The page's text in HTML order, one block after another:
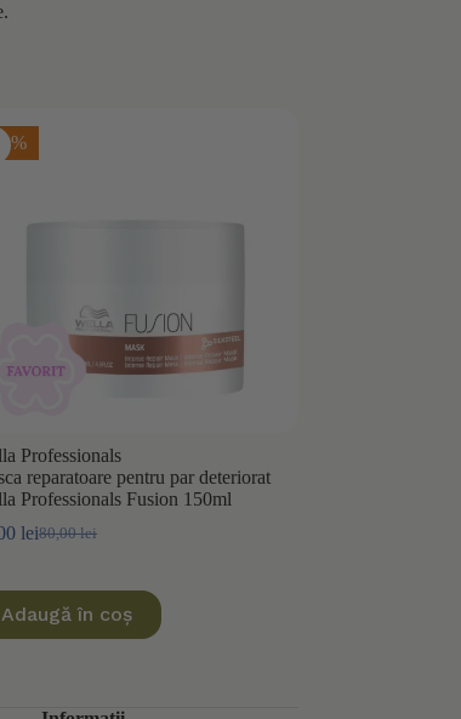
Professionals
reparatoare pentru par deteriorat
Professionals Fusion 150ml
80,00lei
Prețul
a
fost:
80,00 lei.
leiPrețul
este:
72,00 lei.
Adaugă în coș